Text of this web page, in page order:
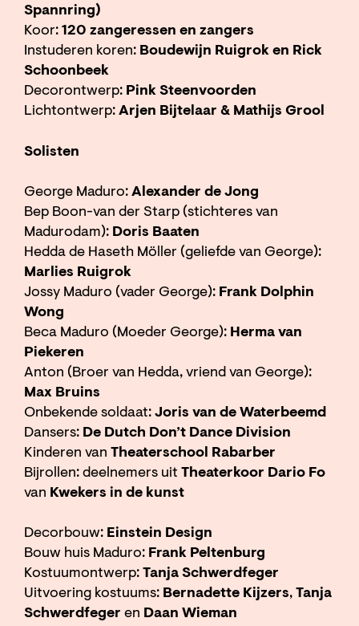
Spannring)
Koor: 120 zangeressen en zangers
Instuderen koren: Boudewijn Ruigrok en Rick
Schoonbeek
Decorontwerp: Pink Steenvoorden
Lichtontwerp: Arjen Bijtelaar & Mathijs Grool
Solisten
George Maduro: Alexander de Jong
Bep Boon-van der Starp (stichteres van
Madurodam): Doris Baaten
Hedda de Haseth Möller (geliefde van George):
Marlies Ruigrok
Jossy Maduro (vader George): Frank Dolphin
Wong
Beca Maduro (Moeder George): Herma van
Piekeren
Anton (Broer van Hedda, vriend van George):
Max Bruins
Onbekende soldaat: Joris van de Waterbeemd
Dansers: De Dutch Don’t Dance Division
Kinderen van Theaterschool Rabarber
Bijrollen: deelnemers uit Theaterkoor Dario Fo
van Kwekers in de kunst
Decorbouw: Einstein Design
Bouw huis Maduro: Frank Peltenburg
Kostuumontwerp: Tanja Schwerdfeger
Uitvoering kostuums: Bernadette Kijzers, Tanja
Schwerdfeger en Daan Wieman